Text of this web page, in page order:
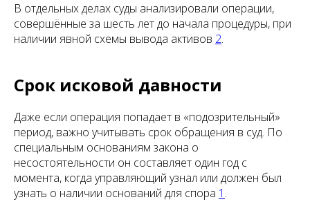
В отдельных делах суды анализировали операции,
совершённые за шесть лет до начала процедуры, при
наличии явной схемы вывода активов 2.
Срок исковой давности
Даже если операция попадает в «подозрительный»
период, важно учитывать срок обращения в суд. По
специальным основаниям закона о
несостоятельности он составляет один год с
момента, когда управляющий узнал или должен был
узнать о наличии оснований для спора 1 .